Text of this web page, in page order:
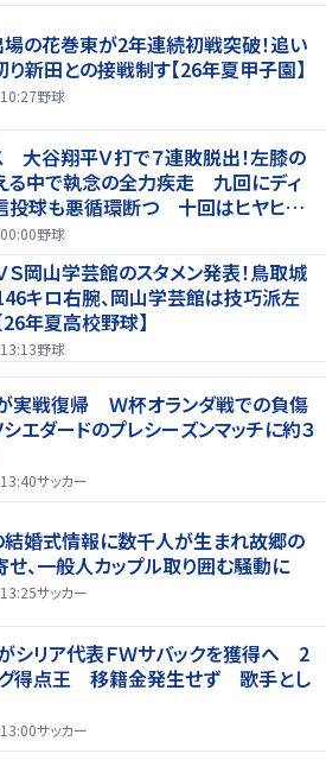
の花巻東が2年連続初戦突破！追い
新田との接戦制す【26年夏甲子園】
野球
大谷翔平Ｖ打で７連敗脱出！左膝の
る中で執念の全力疾走 九回にディ
投球も悪循環断つ 十回はヒヤヒヤ
野球
Ｓ岡山学芸館のスタメン発表！鳥取城
キロ右腕、岡山学芸館は技巧派左
年夏高校野球】
野球
実戦復帰 Ｗ杯オランダ戦での負傷
エダードのプレシーズンマッチに約３
サッカー
結婚式情報に数千人が生まれ故郷の
せ、一般人カップル取り囲む騒動に
サッカー
がシリア代表ＦＷサバックを獲得へ 2
グ得点王 移籍金発生せず 歌手とし
サッカー